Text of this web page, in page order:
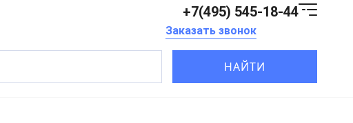
+7(495) 545-18-44
Заказать звонок
НАЙТИ